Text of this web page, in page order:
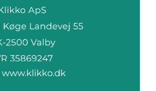
www.klikko.dk